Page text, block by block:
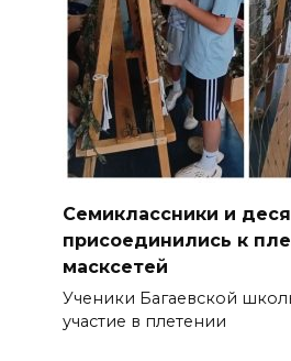
Семиклассники и
присоединились к
масксетей
Ученики Багаевской
участие в плетении